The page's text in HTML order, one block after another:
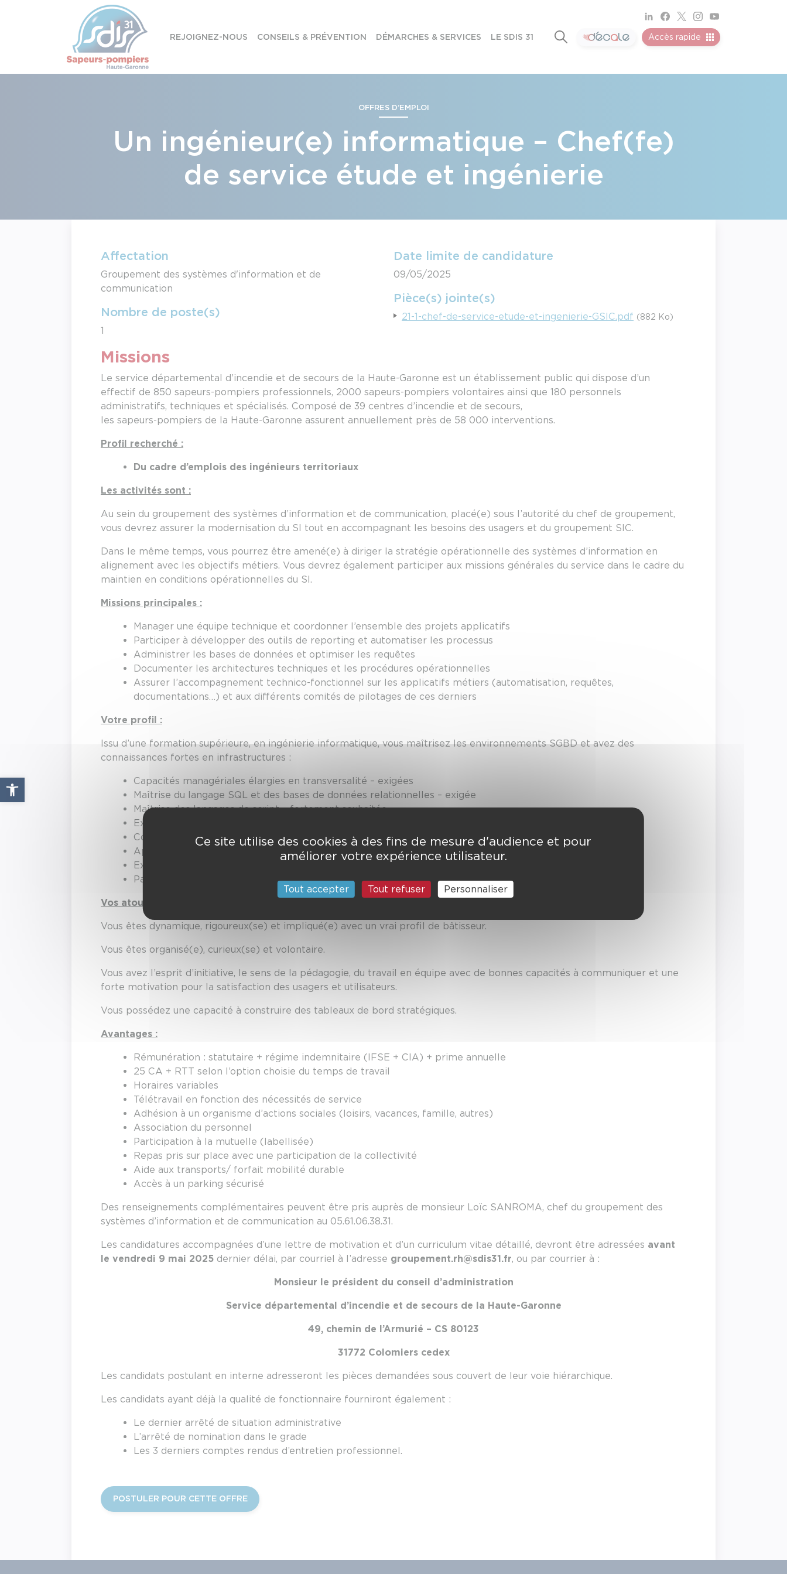
Ouvrir la barre d’outils
REJOIGNEZ-NOUS CONSEILS & PRÉVENTION DÉMARCHES & SERVICES LE SDIS 31 Accès rapide
OFFRES D’EMPLOI
Un ingénieur(e) informatique – Chef(fe)
de service étude et ingénierie
Affectation
Groupement des systèmes d'information et de
communication
Nombre de poste(s)
1
Date limite de candidature
09/05/2025
Pièce(s) jointe(s)
21-1-chef-de-service-etude-et-ingenierie-GSIC.pdf (882 Ko)
Missions
Le service départemental d’incendie et de secours de la Haute-Garonne est un établissement public qui dispose d’un
effectif de 850 sapeurs-pompiers professionnels, 2000 sapeurs-pompiers volontaires ainsi que 180 personnels
administratifs, techniques et spécialisés. Composé de 39 centres d’incendie et de secours,
les sapeurs-pompiers de la Haute-Garonne assurent annuellement près de 58 000 interventions.
Profil recherché :
Du cadre d’emplois des ingénieurs territoriaux
Les activités sont :
Au sein du groupement des systèmes d’information et de communication, placé(e) sous l’autorité du chef de groupement,
vous devrez assurer la modernisation du SI tout en accompagnant les besoins des usagers et du groupement SIC.
Dans le même temps, vous pourrez être amené(e) à diriger la stratégie opérationnelle des systèmes d’information en
alignement avec les objectifs métiers. Vous devrez également participer aux missions générales du service dans le cadre du
maintien en conditions opérationnelles du SI.
Missions principales :
Manager une équipe technique et coordonner l’ensemble des projets applicatifs
Participer à développer des outils de reporting et automatiser les processus
Administrer les bases de données et optimiser les requêtes
Documenter les architectures techniques et les procédures opérationnelles
Assurer l’accompagnement technico-fonctionnel sur les applicatifs métiers (automatisation, requêtes,
documentations…) et aux différents comités de pilotages de ces derniers
Votre profil :
Issu d’une formation supérieure, en ingénierie informatique, vous maîtrisez les environnements SGBD et avez des
connaissances fortes en infrastructures :
Capacités managériales élargies en transversalité – exigées
Maîtrise du langage SQL et des bases de données relationnelles – exigée
Maîtrise des langages de script – fortement souhaitée
Expérience sur les outils BI (Power BI, Business Objects) et ETL – souhaitée
Connaissance des infrastructures (VMware, Azure) – souhaitée
Aptitude à former les utilisateurs finaux sur les nouveaux outils – facultative
Expérience similaire dans une autre collectivité, si possible un SDIS – souhaitée
Participation aux astreintes techniques
Vos atouts :
Vous êtes dynamique, rigoureux(se) et impliqué(e) avec un vrai profil de bâtisseur.
Vous êtes organisé(e), curieux(se) et volontaire.
Vous avez l’esprit d’initiative, le sens de la pédagogie, du travail en équipe avec de bonnes capacités à communiquer et une
forte motivation pour la satisfaction des usagers et utilisateurs.
Vous possédez une capacité à construire des tableaux de bord stratégiques.
Avantages :
Rémunération : statutaire + régime indemnitaire (IFSE + CIA) + prime annuelle
25 CA + RTT selon l’option choisie du temps de travail
Horaires variables
Télétravail en fonction des nécessités de service
Adhésion à un organisme d’actions sociales (loisirs, vacances, famille, autres)
Association du personnel
Participation à la mutuelle (labellisée)
Repas pris sur place avec une participation de la collectivité
Aide aux transports/ forfait mobilité durable
Accès à un parking sécurisé
Des renseignements complémentaires peuvent être pris auprès de monsieur Loïc SANROMA, chef du groupement des
systèmes d’information et de communication au 05.61.06.38.31.
Les candidatures accompagnées d’une lettre de motivation et d’un curriculum vitae détaillé, devront être adressées avant
le vendredi 9 mai 2025 dernier délai, par courriel à l’adresse groupement.rh@sdis31.fr, ou par courrier à :
Monsieur le président du conseil d’administration
Service départemental d’incendie et de secours de la Haute-Garonne
49, chemin de l’Armurié – CS 80123
31772 Colomiers cedex
Les candidats postulant en interne adresseront les pièces demandées sous couvert de leur voie hiérarchique.
Les candidats ayant déjà la qualité de fonctionnaire fourniront également :
Le dernier arrêté de situation administrative
L’arrêté de nomination dans le grade
Les 3 derniers comptes rendus d’entretien professionnel.
POSTULER POUR CETTE OFFRE
Panneau de gestion des cookies
Ce site utilise des cookies à des fins de mesure d'audience et pour
améliorer votre expérience utilisateur.
Tout accepter Tout refuser Personnaliser